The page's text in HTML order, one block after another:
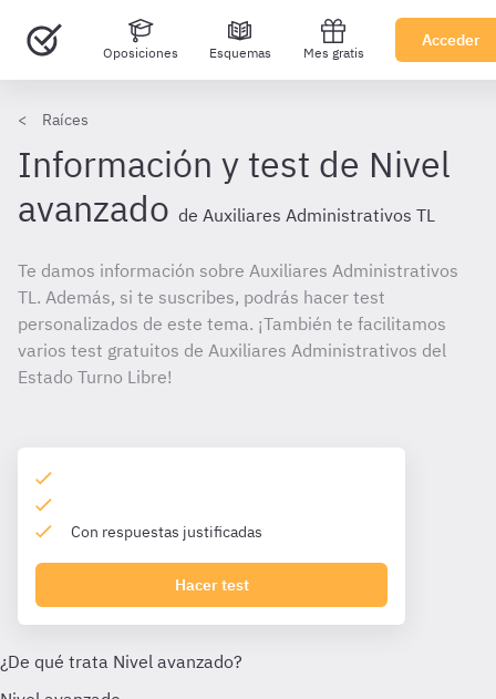
Oposiciones Esquemas Mes gratis
Acceder
Raíces
Información y test de Nivel
avanzado de Auxiliares Administrativos TL
Te damos información sobre Auxiliares Administrativos
TL. Además, si te suscribes, podrás hacer test
personalizados de este tema. ¡También te facilitamos
varios test gratuitos de Auxiliares Administrativos del
Estado Turno Libre!
Con respuestas justificadas
Hacer test